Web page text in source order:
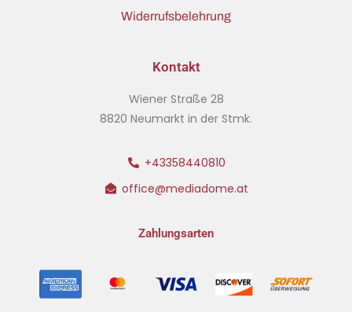
Widerrufsbelehrung
Kontakt
Wiener Straße 28
8820 Neumarkt in der Stmk.
+43358440810
office@mediadome.at
Zahlungsarten